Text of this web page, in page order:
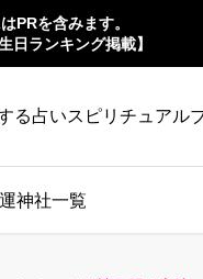
PRを含みます。
日ランキング掲載】
る占いスピリチュアル
神社一覧